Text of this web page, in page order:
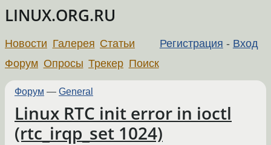
LINUX.ORG.RU
Регистрация - Вход
Новости Галерея Статьи
Форум Опросы Трекер Поиск
Форум — General
Linux RTC init error in ioctl
(rtc_irqp_set 1024)